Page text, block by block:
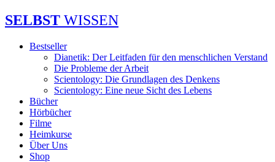
Zum
Inhalt
SELBST WISSEN
Bestseller
Dianetik: Der Leitfaden für den menschlichen Verstand
Die Probleme der Arbeit
Scientology: Die Grundlagen des Denkens
Scientology: Eine neue Sicht des Lebens
Bücher
Hörbücher
Filme
Heimkurse
Über Uns
Shop